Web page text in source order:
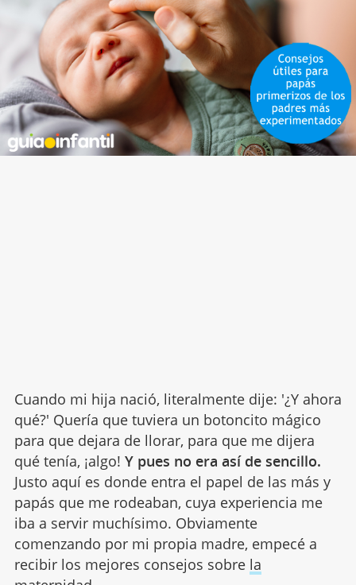
Cuando mi hija nació, literalmente dije: '¿Y ahora
qué?' Quería que tuviera un botoncito mágico
para que dejara de llorar, para que me dijera
qué tenía, ¡algo! Y pues no era así de sencillo.
Justo aquí es donde entra el papel de las más y
papás que me rodeaban, cuya experiencia me
iba a servir muchísimo. Obviamente
comenzando por mi propia madre, empecé a
recibir los mejores consejos sobre la